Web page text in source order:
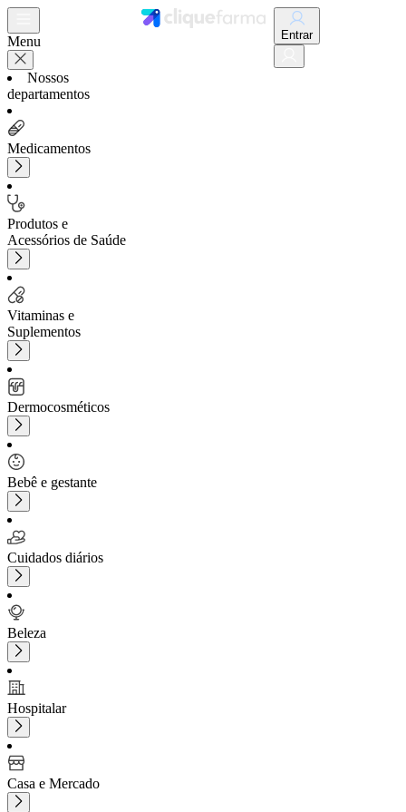
Menu
Nossos
departamentos
Medicamentos
Produtos e
Acessórios de Saúde
Vitaminas e
Suplementos
Dermocosméticos
Bebê e gestante
Cuidados diários
Beleza
Hospitalar
Casa e Mercado
Entrar